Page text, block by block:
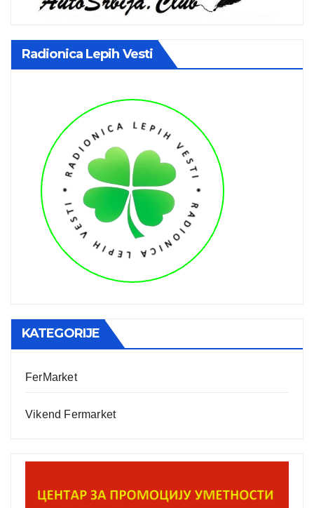
Radionica Lepih Vesti
KATEGORIJE
FerMarket
Vikend Fermarket